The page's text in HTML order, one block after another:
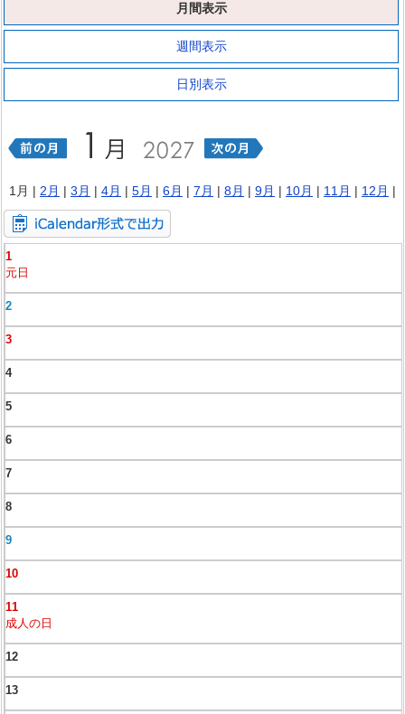
月間表示
週間表示
日別表示
1月 | 2月 | 3月 | 4月 | 5月 | 6月 | 7月 | 8月 | 9月 | 10月 | 11月 | 12月 |
1
元日
2
3
4
5
6
7
8
9
10
11
成人の日
12
13